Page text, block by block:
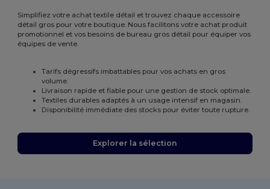
Simplifiez votre achat textile détail et trouvez chaque accessoire
détail gros pour votre boutique. Nous facilitons votre achat produit
promotionnel et vos besoins de bureau gros détail pour équiper vos
équipes de vente.
Tarifs dégressifs imbattables pour vos achats en gros
volume.
Livraison rapide et fiable pour une gestion de stock optimale.
Textiles durables adaptés à un usage intensif en magasin.
Disponibilité immédiate des stocks pour éviter toute rupture.
Explorer la sélection